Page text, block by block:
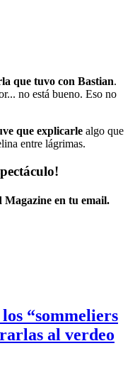
que tuvo con Bastian.
no está bueno. Eso no
que explicarle algo que
entre lágrimas.
Magazine en tu email.
“sommeliers
al verdeo